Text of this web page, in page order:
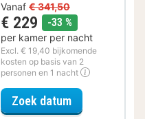
Vanaf € 341,50
€ 229 -33 %
per kamer per nacht
Excl. € 19,40 bijkomende
kosten op basis van 2
personen en 1 nacht
Zoek datumvoor